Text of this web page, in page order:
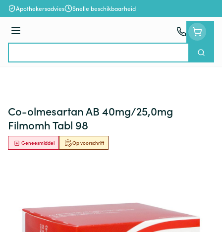
Ga naar de inhoud
Apothekersadvies Snelle beschikbaarheid
Menu
Zoek
Co-olmesartan AB 40mg/25,0mg
Filmomh Tabl 98
Op voorschrift
Geneesmiddel